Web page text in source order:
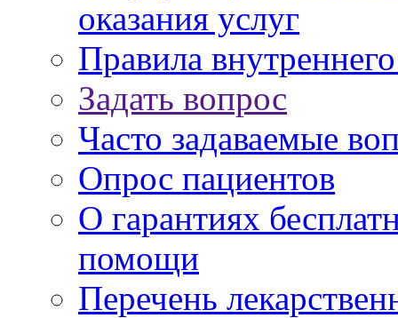
оказания услуг
Правила
Задать вопрос
Часто задаваемые
Опрос пациентов
О гарантиях
помощи
Перечень